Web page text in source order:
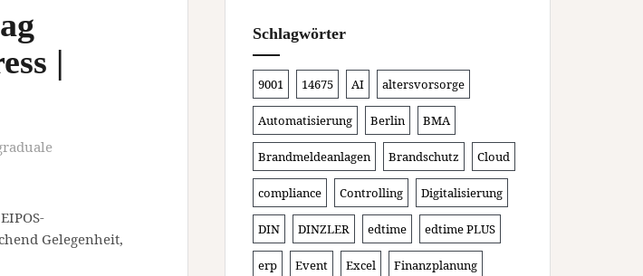
|
Gelegenheit,
Schlagwörter
9001 14675 AI altersvorsorge
Automatisierung Berlin BMA
Brandmeldeanlagen Brandschutz Cloud
compliance Controlling Digitalisierung
DIN DINZLER edtime edtime PLUS
erp Event Excel Finanzplanung